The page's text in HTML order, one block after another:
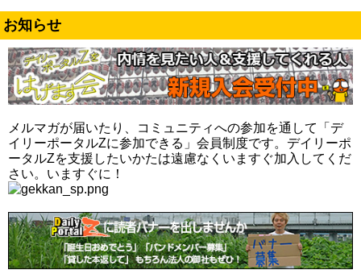
お知らせ
メルマガが届いたり、コミュニティへの参加を通して「デ
イリーポータルZに参加できる」会員制度です。デイリーポ
ータルZを支援したいかたは遠慮なくいますぐ加入してくだ
さい。いますぐに！